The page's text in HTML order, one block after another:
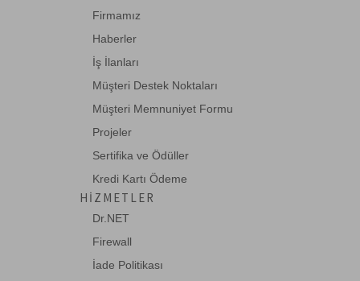
Huawei
Intracom
Legrand
Leviton
Lindy
Mean Well
Mustech
Netgear
Firmamız
Haberler
İş İlanları
Müşteri Destek Noktaları
Müşteri Memnuniyet Formu
Projeler
Sertifika ve Ödüller
Kredi Kartı Ödeme
HIZMETLER
Dr.NET
Firewall
İade Politikası